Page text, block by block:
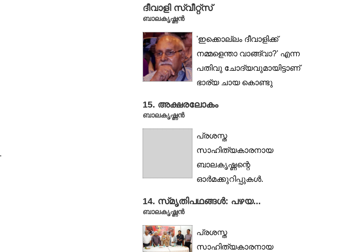
ദീവാളി സ്വീറ്റ്‌സ്
ബാലകൃഷ്ണൻ
'ഇക്കൊല്ലം ദീവാളിക്ക്
നമ്മളെന്താ വാങ്ങ്വാ?' എന്ന
പതിവു ചോദ്യവുമായിട്ടാണ്
ഭാര്യ ചായ കൊണ്ടു
15. അക്ഷരലോകം
ബാലകൃഷ്ണൻ
പ്രശസ്ത
സാഹിത്യകാരനായ
ബാലകൃഷ്ണന്റെ
ഓർമക്കുറിപ്പുകൾ.
ഭാഗ്യാന്വേഷികൾ,...
14. സ്‌മൃതിപഥങ്ങൾ: പഴയ...
ബാലകൃഷ്ണൻ
പ്രശസ്ത
സാഹിത്യകാരനായ